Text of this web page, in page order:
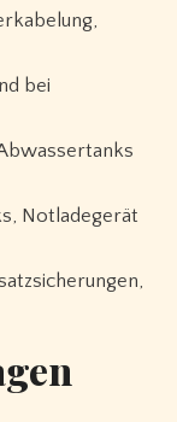
bei
Notladegerät